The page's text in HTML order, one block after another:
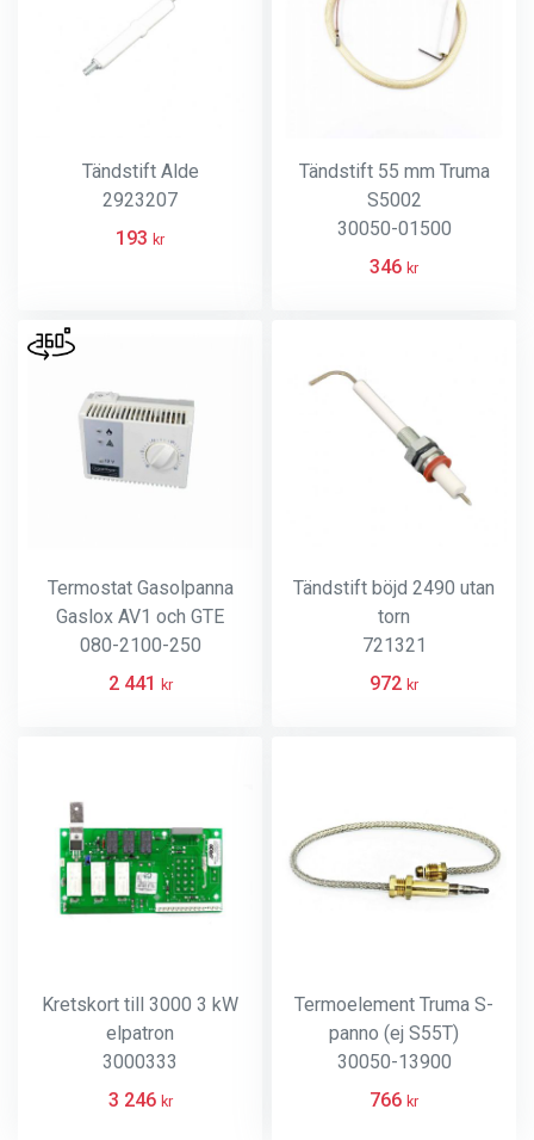
Tändstift Alde
2923207
193 kr
Tändstift 55 mm Truma
S5002
30050-01500
346 kr
Termostat Gasolpanna
Gaslox AV1 och GTE
080-2100-250
2 441
kr
Tändstift böjd 2490 utan
torn
721321
972 kr
Kretskort till 3000 3 kW
elpatron
3000333
3 246 kr
Termoelement Truma S-
panno (ej S55T)
30050-13900
766 kr